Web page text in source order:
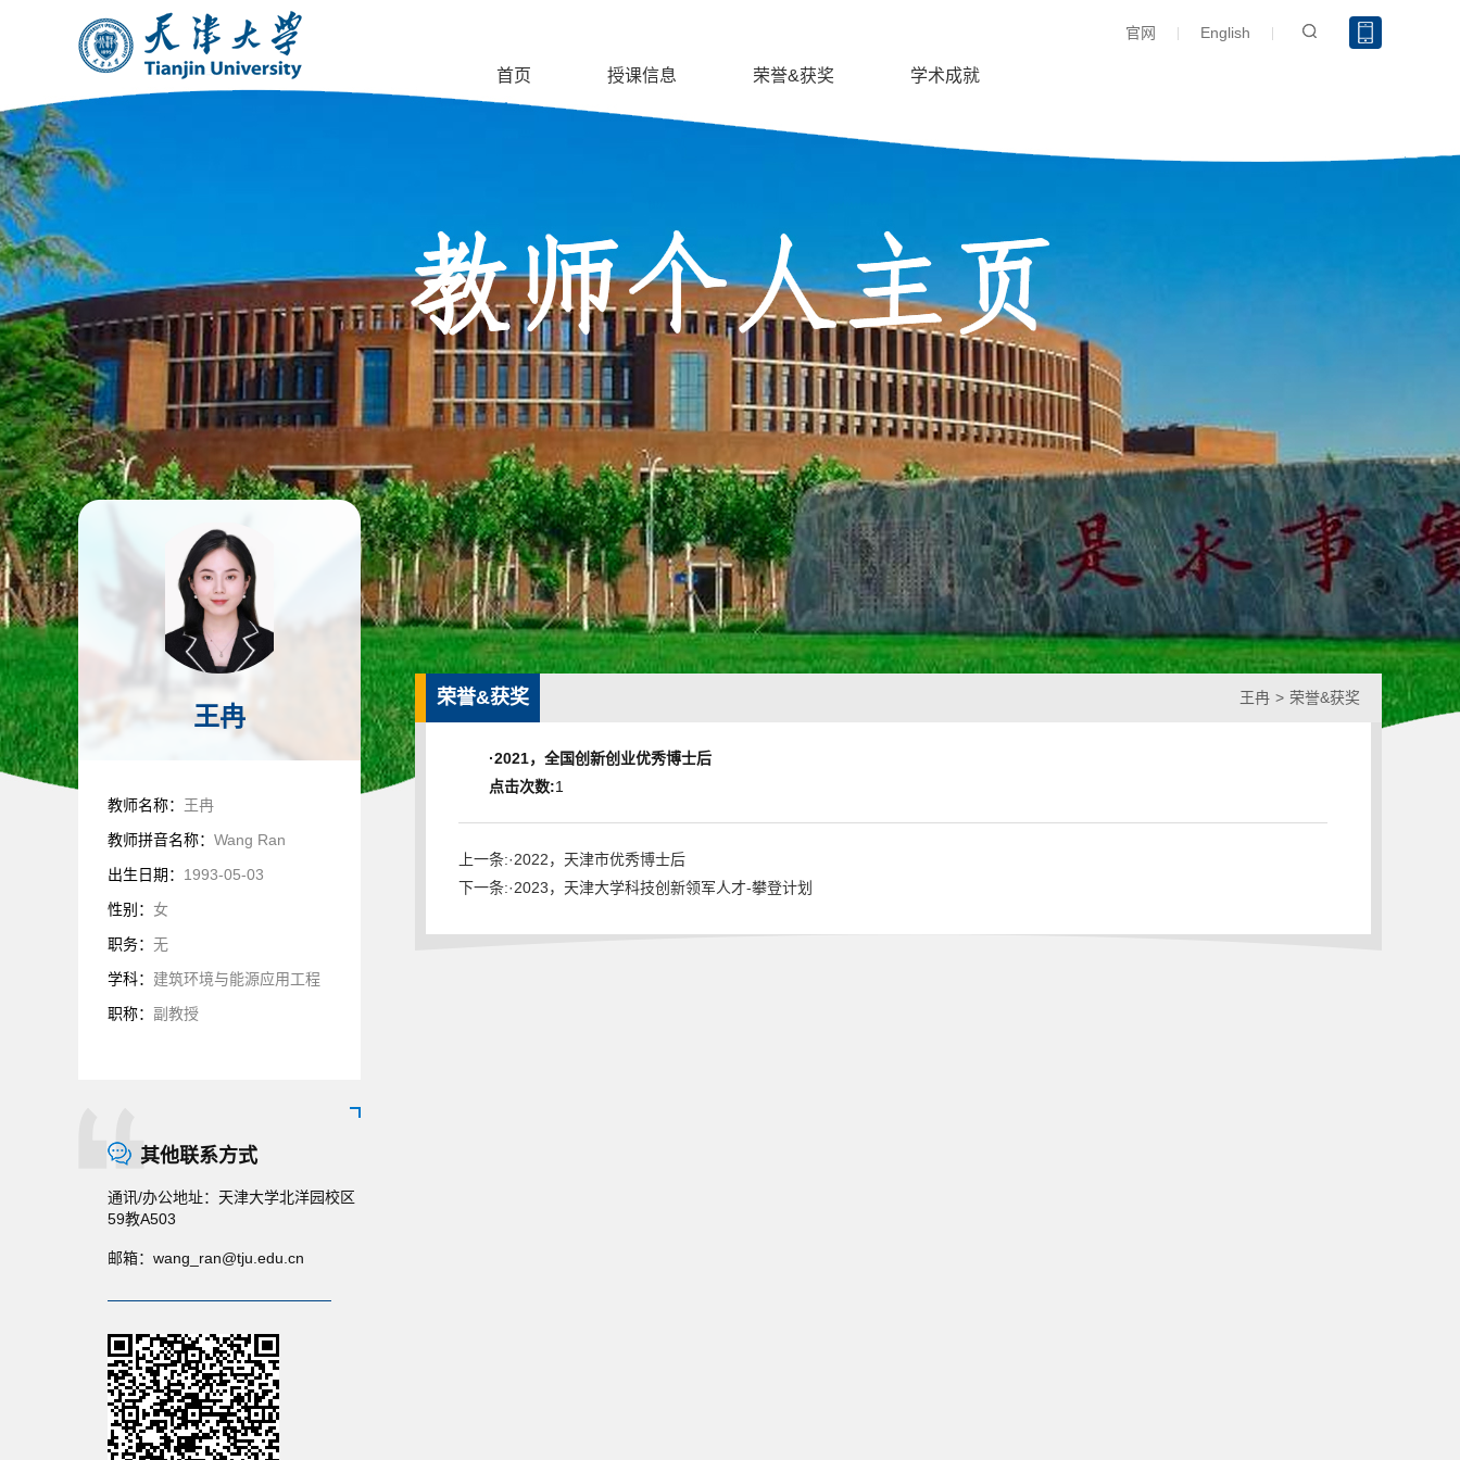
English
官网
首页 授课信息 荣誉&获奖 学术成就
王冉
教师名称： 王冉
教师拼音名称： Wang Ran
出生日期： 1993-05-03
性别： 女
职务： 无
学科： 建筑环境与能源应用工程
职称： 副教授
其他联系方式
通讯/办公地址： 天津大学北洋园校区
59教A503
邮箱： wang_ran@tju.edu.cn
荣誉&获奖 王冉 > 荣誉&获奖
·2021，全国创新创业优秀博士后
点击次数:1
上一条:·2022，天津市优秀博士后
下一条:·2023，天津大学科技创新领军人才-攀登计划